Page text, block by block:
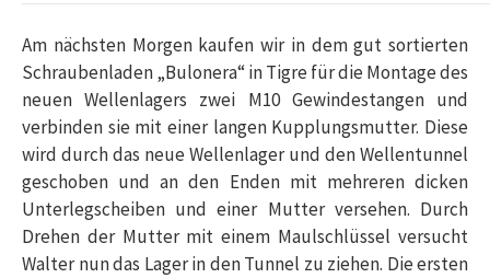
Am nächsten Morgen kaufen wir in dem gut sortierten
Schraubenladen „Bulonera“ in Tigre für die Montage des
neuen Wellenlagers zwei M10 Gewindestangen und
verbinden sie mit einer langen Kupplungsmutter. Diese
wird durch das neue Wellenlager und den Wellentunnel
geschoben und an den Enden mit mehreren dicken
Unterlegscheiben und einer Mutter versehen. Durch
Drehen der Mutter mit einem Maulschlüssel versucht
Walter nun das Lager in den Tunnel zu ziehen. Die ersten